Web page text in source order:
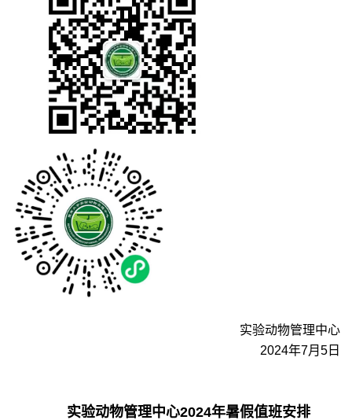
实验动物管理中心
2024年7月5日
实验动物管理中心2024年暑假值班安排